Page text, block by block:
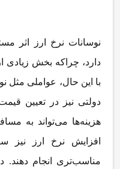
نوسانات نرخ ارز اثر
دارد، چراکه بخش زیادی
با این حال، عواملی
دولتی نیز در تعیین
هزینهها میتواند به
افزایش نرخ ارز نیز
مناسبتری انجام دهند.